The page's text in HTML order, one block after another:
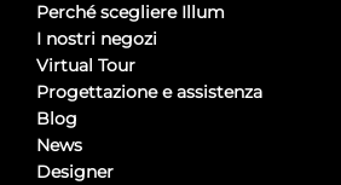
Perché scegliere Illum
I nostri negozi
Virtual Tour
Progettazione e assistenza
Blog
News
Designer